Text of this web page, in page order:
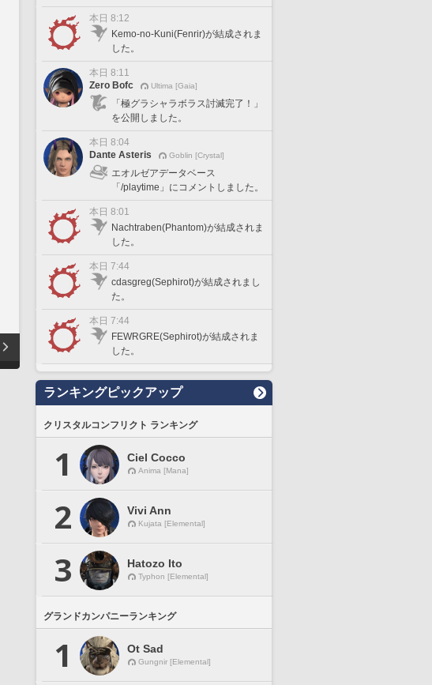
本日 8:12
Kemo-no-Kuni(Fenrir)が結成されま
した。
本日 8:11
Zero Bofc
Ultima [Gaia]
「極グラシャラボラス討滅完了！」
を公開しました。
本日 8:04
Dante Asteris
Goblin [Crystal]
エオルゼアデータベース
「/playtime」にコメントしました。
本日 8:01
Nachtraben(Phantom)が結成されま
した。
本日 7:44
cdasgreg(Sephirot)が結成されまし
た。
本日 7:44
FEWRGRE(Sephirot)が結成されま
した。
ランキングピックアップ
クリスタルコンフリクト ランキング
1 Ciel Cocco
Anima [Mana]
2 Vivi Ann
Kujata [Elemental]
3 Hatozo Ito
Typhon [Elemental]
グランドカンパニーランキング
1 Ot Sad
Gungnir [Elemental]